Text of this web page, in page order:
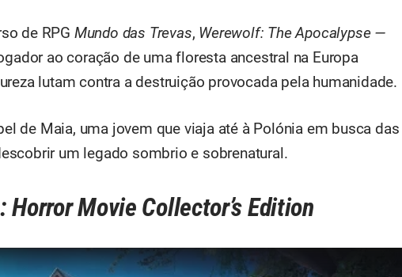
de RPG Mundo das Trevas, Werewolf: The Apocalypse —
ao coração de uma floresta ancestral na Europa
lutam contra a destruição provocada pela humanidade.
de Maia, uma jovem que viaja até à Polónia em busca das
um legado sombrio e sobrenatural.
Movie Collector’s Edition